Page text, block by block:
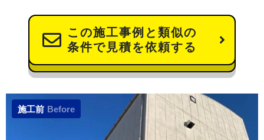
この施工事例と類似の
条件で見積を依頼する
施工前 Before